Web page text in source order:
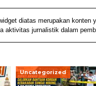
diatas merupakan
aktivitas jurnalistik dalam
Uncategorized